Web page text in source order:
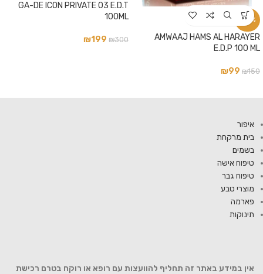
-34%
AMWAAJ HAMS AL HARAYER
E.D.P 100 ML
₪150
₪99
GA-DE ICON PRIVATE 03 E.D.T
100ML
₪300
₪199
איפור
בית מרקחת
בשמים
טיפוח אישה
טיפוח גבר
מוצרי טבע
פארמה
תינוקות
אין במידע באתר זה תחליף להוועצות עם רופא או רוקח בטרם רכישת